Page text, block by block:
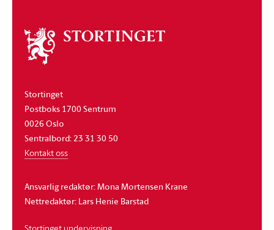
Om
stortinget
Stortinget
Postboks 1700 Sentrum
0026 Oslo
Sentralbord: 23 31 30 50
Kontakt oss
Ansvarlig redaktør: Mona Mortensen Krane
Nettredaktør: Lars Henie Barstad